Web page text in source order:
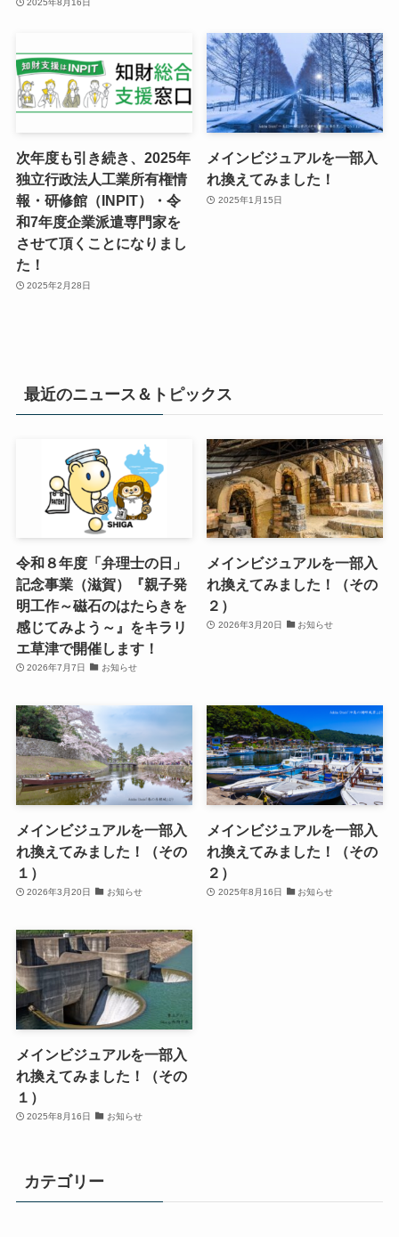
2025年8月16日
次年度も引き続き、2025年
独立行政法人工業所有権情
報・研修館（INPIT）・令
和7年度企業派遣専門家を
させて頂くことになりまし
た！
2025年2月28日
メインビジュアルを一部入
れ換えてみました！
2025年1月15日
最近のニュース＆トピックス
令和８年度「弁理士の日」
記念事業（滋賀）『親子発
明工作～磁石のはたらきを
感じてみよう～』をキラリ
エ草津で開催します！
2026年7月7日 お知らせ
メインビジュアルを一部入
れ換えてみました！（その
２）
2026年3月20日 お知らせ
メインビジュアルを一部入
れ換えてみました！（その
１）
2026年3月20日 お知らせ
メインビジュアルを一部入
れ換えてみました！（その
２）
2025年8月16日 お知らせ
メインビジュアルを一部入
れ換えてみました！（その
１）
2025年8月16日 お知らせ
カテゴリー